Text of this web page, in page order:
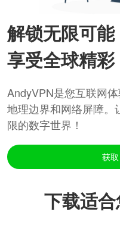
解锁无限可能
享受全球精彩
AndyVPN是您互联网
地理边界和网络屏障。
限的数字世界！
获
下载适